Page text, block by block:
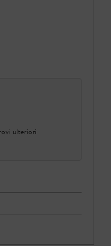
ulteriori